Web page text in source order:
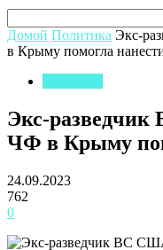
Домой Политика Экс-
в Крыму помогла
Экс-
ЧФ в Крыму
24.09.2023
762
0